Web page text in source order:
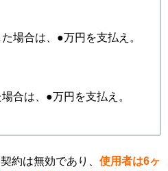
場合は、●万円を支払え。
合は、●万円を支払え。
約は無効であり、 使用者は6ヶ